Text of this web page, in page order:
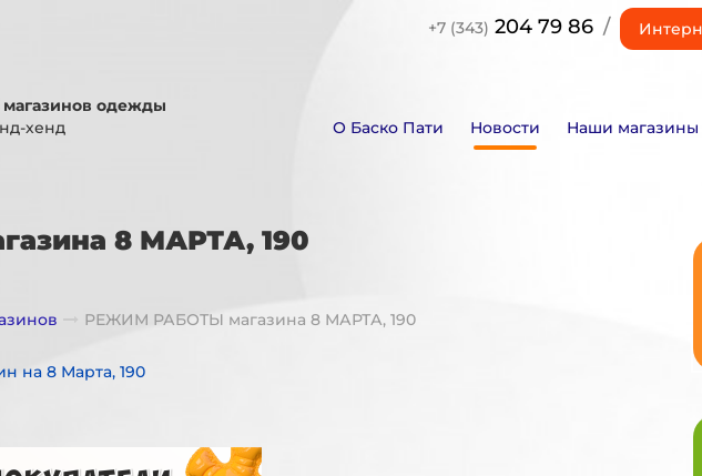
+7 (343) 204 79 86 /
магазинов одежды
хенд
О Баско Пати Новости Наши магазины
8 МАРТА, 190
РЕЖИМ РАБОТЫ магазина 8 МАРТА, 190
на 8 Марта, 190